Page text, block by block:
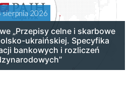
sierpnia 2026
„Przepisy celne i skarbowe
ukraińskiej. Specyfika
bankowych i rozliczeń